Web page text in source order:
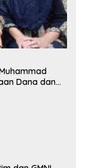
Dana dan